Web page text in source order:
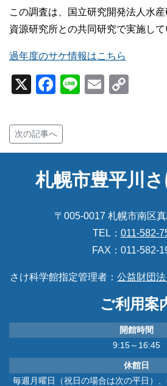
この調査は、国立研究開発法人水
資源研究所との共同研究で実施して
過年度のサケ情報はこちら
X Facebook
LineEmail
次の記事へ
札幌市豊平川
〒005-0017 札幌市南区
TEL： 011-582-
FAX：011-582-
さけ科学館指定管理者： 公益財団
ご利用案
開館時間
9:15～16:45
休館日
毎週月曜日（祝日の場合は次の平日）